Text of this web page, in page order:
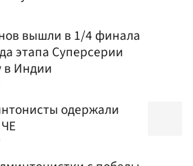
вышли в 1/4 финала
этапа Суперсерии
в Индии
одержали